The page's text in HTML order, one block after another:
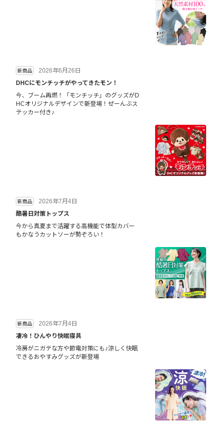
新商品
2026年6月26日
DHCにモンチッチがやってきたモン！
今、ブーム再燃！「モンチッチ」のグッズがD
HCオリジナルデザインで新登場！ぜーんぶス
テッカー付き♪
新商品
2026年7月4日
酷暑日対策トップス
今から真夏まで活躍する高機能で体型カバー
もかなうカットソーが勢ぞろい！
新商品
2026年7月4日
凄冷！ひんやり快眠寝具
冷房がニガテな方や節電対策にも♪涼しく快眠
できるおやすみグッズが新登場